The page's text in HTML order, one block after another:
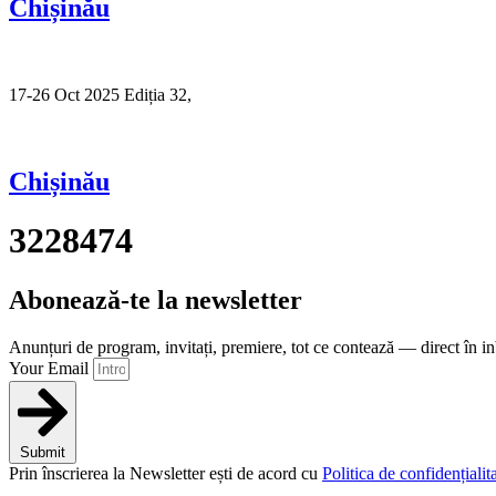
Chișinău
17-26 Oct 2025 Ediția 32,
Chișinău
3228474
Abonează-te la newsletter
Anunțuri de program, invitați, premiere, tot ce contează — direct în
Your Email
Submit
Prin înscrierea la Newsletter ești de acord cu Politica de